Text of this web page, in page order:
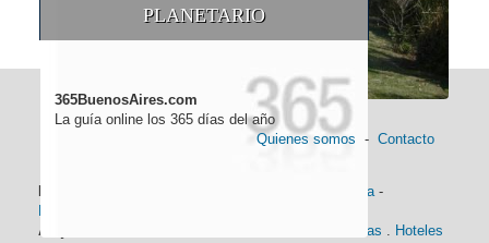
PLANETARIO
365BuenosAires.com
La guía online los 365 días del año
Quienes somos - Contacto
Historia -
Alojamiento:
Hoteles 4 Estrellas
Hoteles